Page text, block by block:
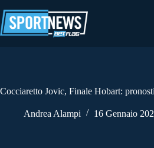
al
contenuto
Cocciaretto Jovic, Finale Hobart:
Andrea Alampi 16 Gennaio